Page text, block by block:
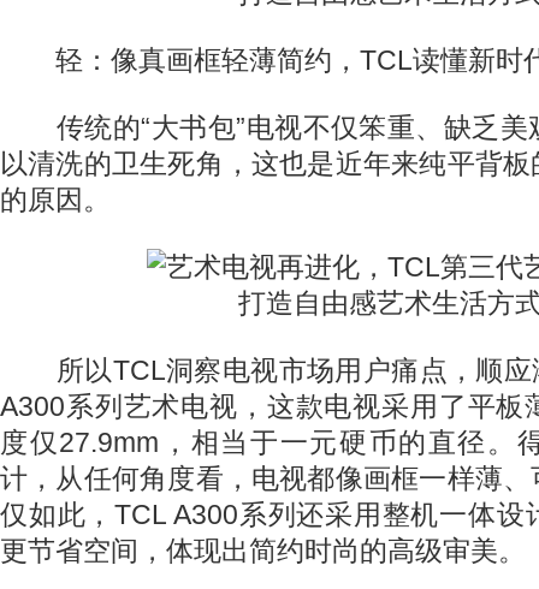
轻：像真画框轻薄简约，TCL读懂新时
传统的“大书包”电视不仅笨重、缺乏美
以清洗的卫生死角，这也是近年来纯平背
的原因。
所以TCL洞察电视市场用户痛点，顺应
A300系列艺术电视，这款电视采用了平板
度仅27.9mm，相当于一元硬币的直径。
计，从任何角度看，电视都像画框一样薄
仅如此，TCL A300系列还采用整机一体设
更节省空间，体现出简约时尚的高级审美。